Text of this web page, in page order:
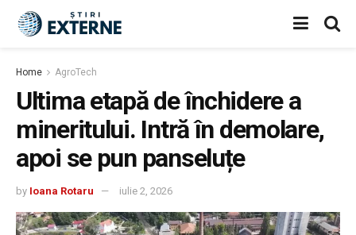
Home AgroTech
Ultima etapă de închidere a
mineritului. Intră în demolare,
apoi se pun panseluțe
by Ioana Rotaru iulie 2, 2026